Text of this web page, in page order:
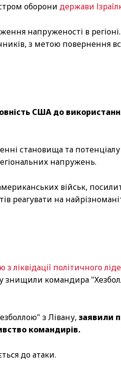
оборони держави
напруженості в
з метою повернення
США до
становища та потенціалу
напружень.
військ,
реагувати на
з ліквідації політичного
знищили командира
з Лівану, заявили
командирів.
до атаки.